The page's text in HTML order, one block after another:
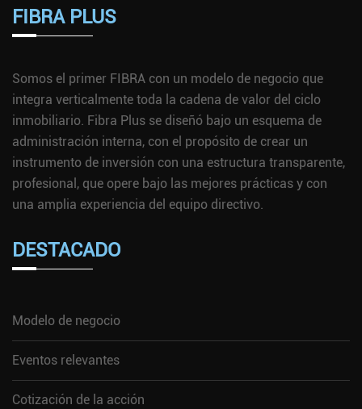
FIBRA PLUS
Somos el primer FIBRA con un modelo de negocio que
integra verticalmente toda la cadena de valor del ciclo
inmobiliario. Fibra Plus se diseñó bajo un esquema de
administración interna, con el propósito de crear un
instrumento de inversión con una estructura transparente,
profesional, que opere bajo las mejores prácticas y con
una amplia experiencia del equipo directivo.
DESTACADO
Modelo de negocio
Eventos relevantes
Cotización de la acción